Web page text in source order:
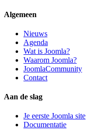
Algemeen
Nieuws
Agenda
Wat is Joomla?
Waarom Joomla?
JoomlaCommunity
Contact
Aan de slag
Je eerste Joomla site
Documentatie